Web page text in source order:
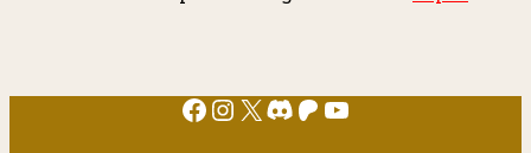
Facebook
Instagram
X Discord
Patreon
YouTube